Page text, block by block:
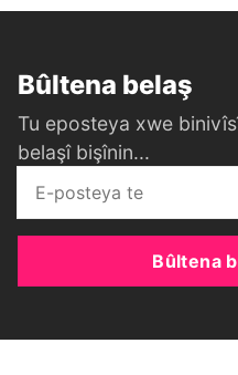
Bûltena belaş
Tu eposteya xwe
belaşî bişînin...
Bûltena